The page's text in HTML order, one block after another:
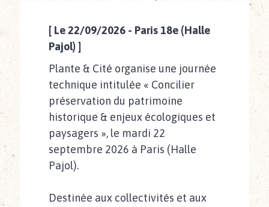
[ Le 22/09/2026 - Paris 18e (Halle
Pajol) ]
Plante & Cité organise une journée
technique intitulée « Concilier
préservation du patrimoine
historique & enjeux écologiques et
paysagers », le mardi 22
septembre 2026 à Paris (Halle
Pajol).
Destinée aux collectivités et aux